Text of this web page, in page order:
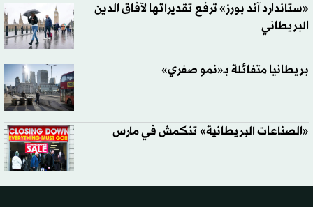
«ستاندارد آند بورز» ترفع تقديراتها لآفاق الدين
البريطاني
بريطانيا متفائلة بـ«نمو صفري»
«الصناعات البريطانية» تنكمش في مارس